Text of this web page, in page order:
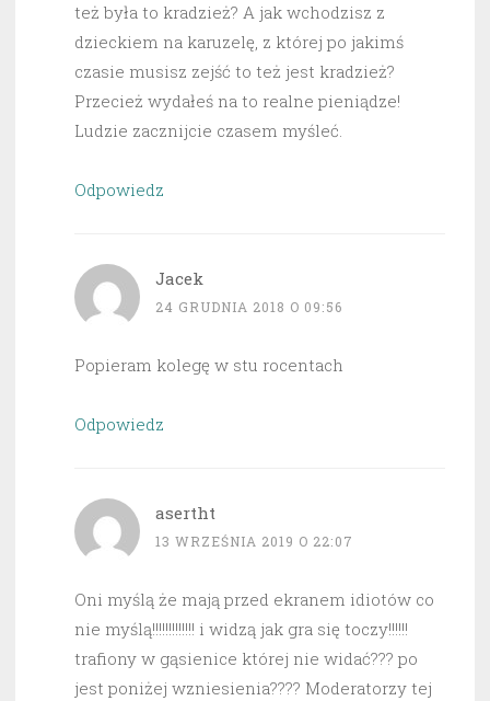
też była to kradzież? A jak wchodzisz z
dzieckiem na karuzelę, z której po jakimś
czasie musisz zejść to też jest kradzież?
Przecież wydałeś na to realne pieniądze!
Ludzie zacznijcie czasem myśleć.
Odpowiedz
Jacek
24 GRUDNIA 2018 O 09:56
Popieram kolegę w stu rocentach
Odpowiedz
asertht
13 WRZEŚNIA 2019 O 22:07
Oni myślą że mają przed ekranem idiotów co
nie myślą!!!!!!!!!!!!! i widzą jak gra się toczy!!!!!!
trafiony w gąsienice której nie widać??? po
jest poniżej wzniesienia???? Moderatorzy tej